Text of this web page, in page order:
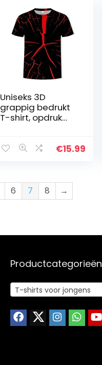
Uniseks 3D
grappig bedrukt
T-shirt, opdruk
€15.99
6 7 8 →
Productcategorieën
T-shirts voor jongens